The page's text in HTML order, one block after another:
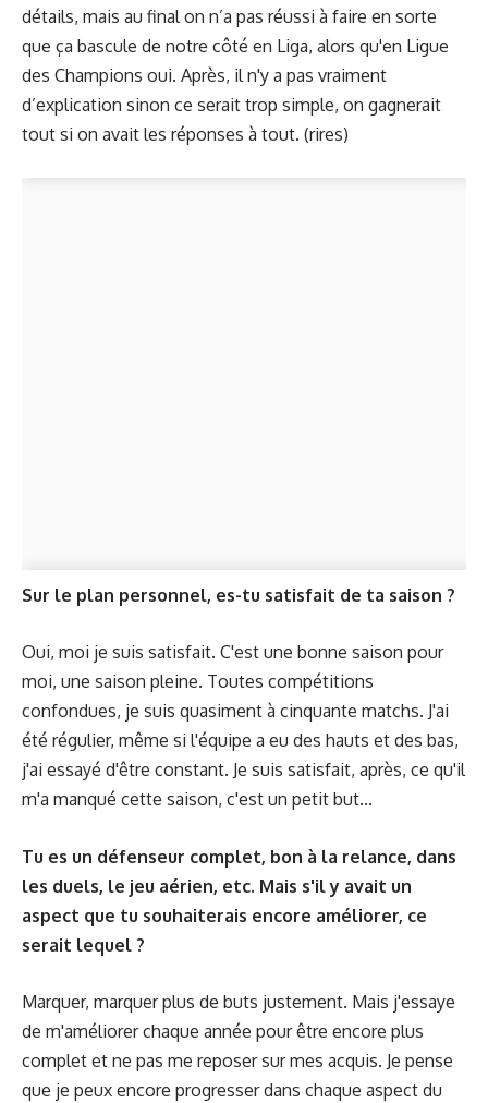
détails, mais au final on n’a pas réussi à faire en sorte
que ça bascule de notre côté en Liga, alors qu'en Ligue
des Champions oui. Après, il n'y a pas vraiment
d’explication sinon ce serait trop simple, on gagnerait
tout si on avait les réponses à tout. (rires)
Sur le plan personnel, es-tu satisfait de ta saison ?
Oui, moi je suis satisfait. C'est une bonne saison pour
moi, une saison pleine. Toutes compétitions
confondues, je suis quasiment à cinquante matchs. J'ai
été régulier, même si l'équipe a eu des hauts et des bas,
j'ai essayé d'être constant. Je suis satisfait, après, ce qu'il
m'a manqué cette saison, c'est un petit but...
Tu es un défenseur complet, bon à la relance, dans
les duels, le jeu aérien, etc. Mais s'il y avait un
aspect que tu souhaiterais encore améliorer, ce
serait lequel ?
Marquer, marquer plus de buts justement. Mais j'essaye
de m'améliorer chaque année pour être encore plus
complet et ne pas me reposer sur mes acquis. Je pense
que je peux encore progresser dans chaque aspect du